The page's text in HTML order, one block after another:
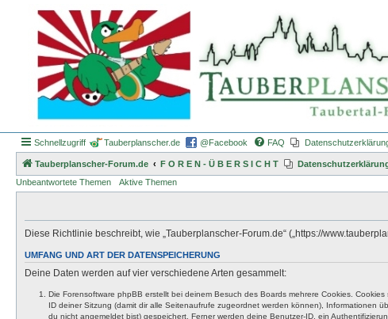
Schnellzugriff Tauberplanscher.de @Facebook FAQ
Tauberplanscher-Forum.de F O R E N - Ü B E R S I C H T
Unbeantwortete Themen
Aktive Themen
Diese Richtlinie beschreibt, wie „Tauberplanscher-Forum.de“ („https://
UMFANG UND ART DER DATENSPEICHERUNG
Deine Daten werden auf vier verschiedene Arten gesammelt:
Die Forensoftware phpBB erstellt bei deinem Besuch des Boards mehrere Cookies.
ID deiner Sitzung (damit dir alle Seitenaufrufe zugeordnet werden können), Informationen
du nicht angemeldet bist) gespeichert. Ferner werden deine Benutzer-ID, ein